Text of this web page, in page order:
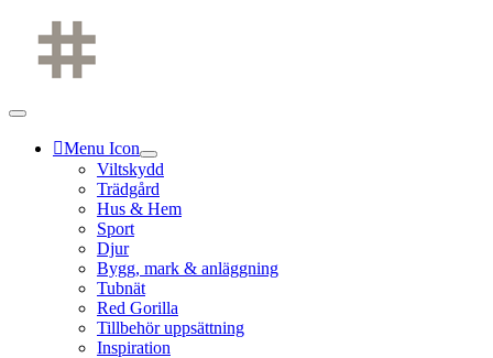
Fortsätt
innehållet
Menu Icon
Viltskydd
Trädgård
Hus & Hem
Sport
Djur
Bygg, mark & anläggning
Tubnät
Red Gorilla
Tillbehör uppsättning
Inspiration